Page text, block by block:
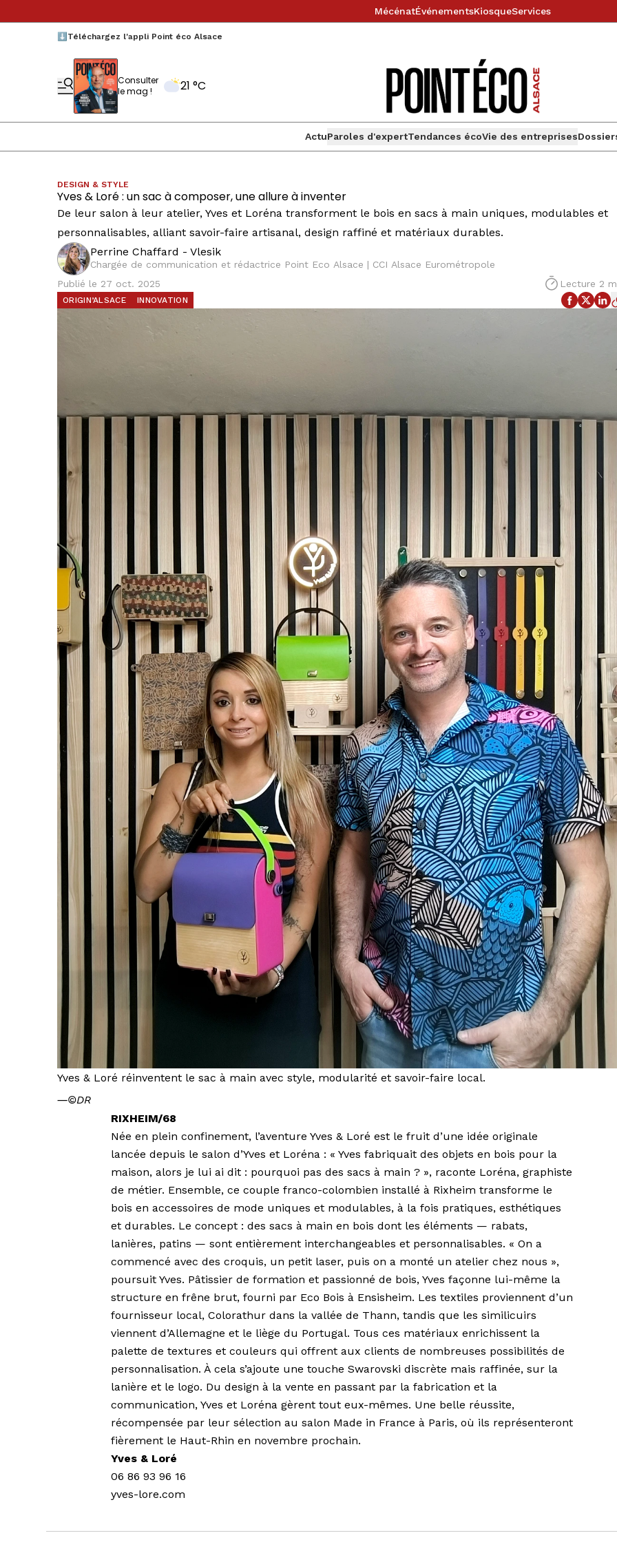
MécénatÉvénementsKiosqueServices
⬇️Téléchargez l'appli Point éco Alsace
Consulter
le mag !
21 °C
ActuParoles d'expertTendances écoVie des entreprises
DESIGN & STYLE
Yves & Loré : un sac à composer, une allure à inventer
De leur salon à leur atelier, Yves et Loréna transforment le bois en sacs à main uniques, modulables et
personnalisables, alliant savoir-faire artisanal, design raffiné et matériaux durables.
Perrine Chaffard - Vlesik
Chargée de communication et rédactrice Point Eco Alsace | CCI Alsace Eurométropole
Publié le 27 oct. 2025
Lecture 2
ORIGIN’ALSACE INNOVATION
Yves & Loré réinventent le sac à main avec style, modularité et savoir-faire local.
―©DR
RIXHEIM/68
Née en plein confinement, l’aventure Yves & Loré est le fruit d’une idée originale
lancée depuis le salon d’Yves et Loréna : « Yves fabriquait des objets en bois pour la
maison, alors je lui ai dit : pourquoi pas des sacs à main ? », raconte Loréna, graphiste
de métier. Ensemble, ce couple franco-colombien installé à Rixheim transforme le
bois en accessoires de mode uniques et modulables, à la fois pratiques, esthétiques
et durables. Le concept : des sacs à main en bois dont les éléments — rabats,
lanières, patins — sont entièrement interchangeables et personnalisables. « On a
commencé avec des croquis, un petit laser, puis on a monté un atelier chez nous »,
poursuit Yves. Pâtissier de formation et passionné de bois, Yves façonne lui-même la
structure en frêne brut, fourni par Eco Bois à Ensisheim. Les textiles proviennent d’un
fournisseur local, Colorathur dans la vallée de Thann, tandis que les similicuirs
viennent d’Allemagne et le liège du Portugal. Tous ces matériaux enrichissent la
palette de textures et couleurs qui offrent aux clients de nombreuses possibilités de
personnalisation. À cela s’ajoute une touche Swarovski discrète mais raffinée, sur la
lanière et le logo. Du design à la vente en passant par la fabrication et la
communication, Yves et Loréna gèrent tout eux-mêmes. Une belle réussite,
récompensée par leur sélection au salon Made in France à Paris, où ils représenteront
fièrement le Haut-Rhin en novembre prochain.
Yves & Loré
06 86 93 96 16
yves-lore.com